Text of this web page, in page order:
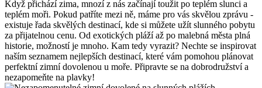
Když přichází zima, mnozí ⁤z​ nás začínají toužit po teplém slunci a
teplém ⁣moři. Pokud patříte mezi ně, máme pro⁣ vás skvělou zprávu ⁢-‍
existuje řada skvělých ⁢destinací, ⁤kde⁢ si můžete užít slunného ​pobytu
za přijatelnou cenu. Od exotických‍ pláží ‍až ‌po malebná města plná
‌historie, možností je ‍mnoho. Kam ​tedy vyrazit? Nechte se ‍inspirovat
naším seznamem nejlepších ​destinací, které vám pomohou plánovat
perfektní zimní dovolenou u⁤ moře. Připravte se na dobrodružství⁤ a
nezapomeňte na‌ plavky!